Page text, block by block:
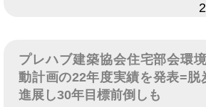
プレハブ建築協会住宅部会環
動計画の22年度実績を発表=脱
進展し30年目標前倒しも